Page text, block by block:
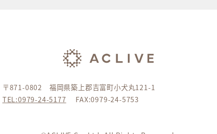
〒871-0802 福岡県築上郡吉富町小犬丸121-1
TEL:0979-24-5177 FAX:0979-24-5753